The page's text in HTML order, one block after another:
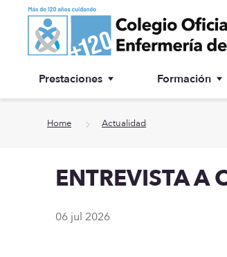
Ir a contenido principal
Prestaciones
Asesoría jurídica
Especialidades
Formación
Home Actualidad
ENTREVISTA A
06 jul 2026